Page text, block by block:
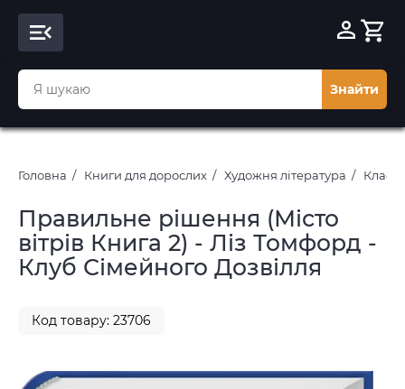
Знайти
Головна Книги для дорослих Художня література
Правильне рішення (Місто
вітрів Книга 2) - Ліз Томфорд -
Клуб Сімейного Дозвілля
Код товару: 23706